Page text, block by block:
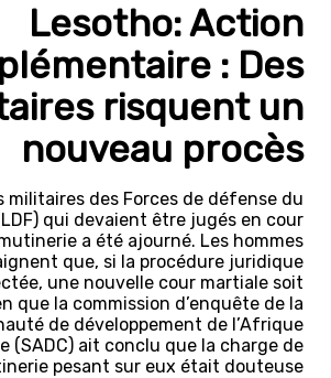
Lesotho: Action
: Des
risquent un
nouveau procès
militaires des Forces de défense du
qui devaient être jugés en cour
a été ajourné. Les hommes
que, si la procédure juridique
une nouvelle cour martiale soit
que la commission d’enquête de la
de développement de l’Afrique
(SADC) ait conclu que la charge de
pesant sur eux était douteuse.